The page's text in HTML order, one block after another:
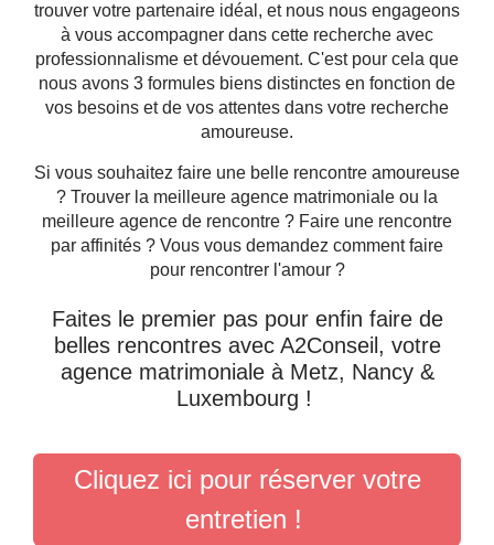
trouver votre partenaire idéal, et nous nous engageons
à vous accompagner dans cette recherche avec
professionnalisme et dévouement. C'est pour cela que
nous avons 3 formules biens distinctes en fonction de
vos besoins et de vos attentes dans votre recherche
amoureuse.
Si vous souhaitez faire une belle rencontre amoureuse
? Trouver la meilleure agence matrimoniale ou la
meilleure agence de rencontre ? Faire une rencontre
par affinités ? Vous vous demandez comment faire
pour rencontrer l'amour ?
Faites le premier pas pour enfin faire de
belles rencontres avec A2Conseil, votre
agence matrimoniale à Metz, Nancy &
Luxembourg !
Cliquez ici pour réserver votre
entretien !